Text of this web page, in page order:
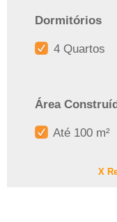
Dormitórios
4 Quartos
Área
Até 100 m²
X